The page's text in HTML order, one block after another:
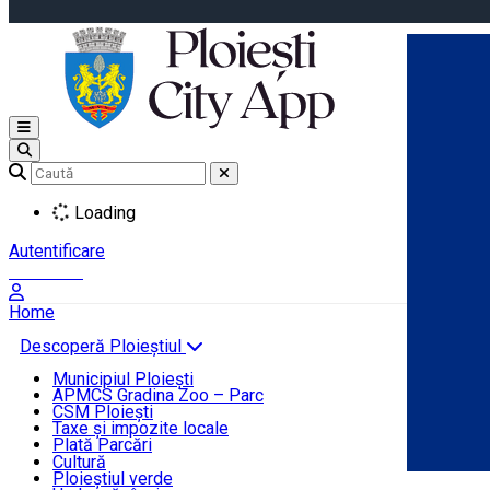
Open main menu
Loading
Autentificare
Home
Descoperă Ploieștiul
Agenda evenimentelor
Știri Primărie
Turist în Ploiești
Contact
Municipiul Ploiești
APMCS Gradina Zoo – Parc
CSM Ploiești
Taxe și impozite locale
Plată Parcări
Cultură
Ploieștiul verde